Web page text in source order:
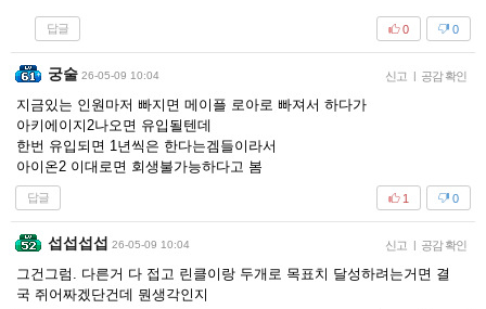
답글 0
0
궁술 26-05-09 10:04 신고 | 공감 확인
지금있는 인원마저 빠지면 메이플 로아로 빠져서 하다가
아키에이지2나오면 유입될텐데
한번 유입되면 1년씩은 한다는겜들이라서
아이온2 이대로면 회생불가능하다고 봄
답글 0
1
섭섭섭섭 26-05-09 10:04 신고 | 공감 확인
그건그럼. 다른거 다 접고 린클이랑 두개로 목표치 달성하려는거면 결
국 쥐어짜겠단건데 뭔생각인지